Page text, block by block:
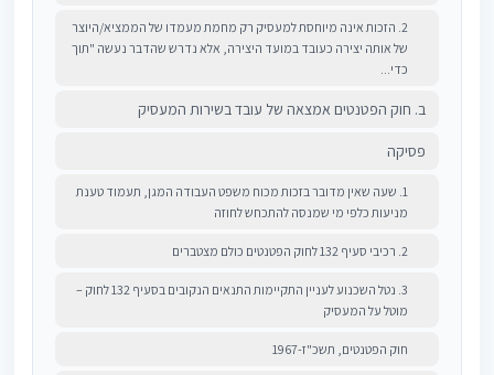
2. הזכות אינה מיוחסת למעסיק רק מחמת מעמדו של הממציא/היוצר
של אותה יצירה כעובד במועד היצירה, אלא נדרש שהדבר נעשה "תוך
כדי...
ב. חוק הפטנטים אמצאה של עובד בשירות המעסיק
פסיקה
1. שעה שאין מדובר בזכות מכוח משפט העבודה המגן, תעמוד טענת
מניעות כלפי מי שמנסה להתכחש לחוזה
2. רכיבי סעיף 132 לחוק הפטנטים כולם מצטברים
3. נטל השכנוע לעניין התקיימות התנאים הנקובים בסעיף 132 לחוק –
מוטל על המעסיק
חוק הפטנטים, תשכ"ז-1967